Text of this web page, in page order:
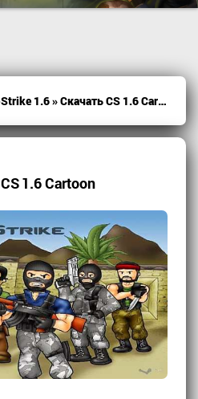
1.6» Скачать CS 1.6 Cartoon
1.6 Cartoon